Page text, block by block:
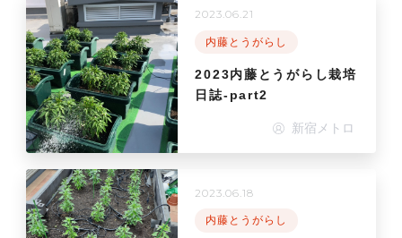
内藤とうがらし
2023内藤とうがらし栽培
日誌-part2
2023.06.21
新宿メトロ
内藤とうがらし
2023.06.18